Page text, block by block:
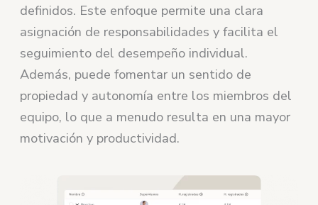
definidos. Este enfoque permite una clara
asignación de responsabilidades y facilita el
seguimiento del desempeño individual.
Además, puede fomentar un sentido de
propiedad y autonomía entre los miembros del
equipo, lo que a menudo resulta en una mayor
motivación y productividad.